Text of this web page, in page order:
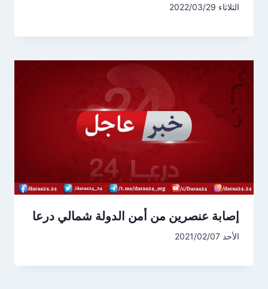
الثلاثاء 2022/03/29
إصابة عنصرين من أمن الدولة شمالي درعا
الأحد 2021/02/07